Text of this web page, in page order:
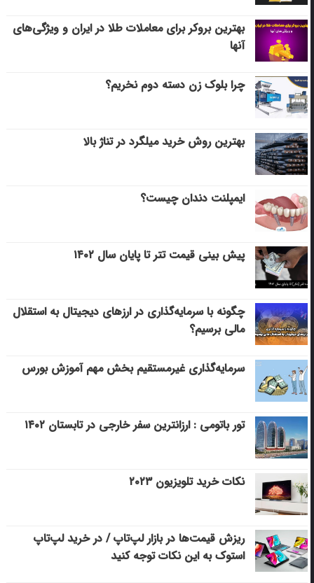
بهترین بروکر برای معاملات طلا در ایران و ویژگی‌های
آنها
چرا بلوک زن دسته دوم نخریم؟
بهترین روش خرید میلگرد در تناژ بالا
ایمپلنت دندان چیست؟
پیش بینی قیمت تتر تا پایان سال ۱۴۰۲
چگونه با سرمایه‌گذاری در ارزهای دیجیتال به استقلال
مالی برسیم؟
سرمایه‌گذاری غیرمستقیم بخش مهم آموزش بورس
تور باتومی : ارزانترین سفر خارجی در تابستان ۱۴۰۲
نکات خرید تلویزیون ۲۰۲۳
ریزش قیمت‌ها در بازار لپ‌تاپ / در خرید لپ‌تاپ
استوک به این نکات توجه کنید